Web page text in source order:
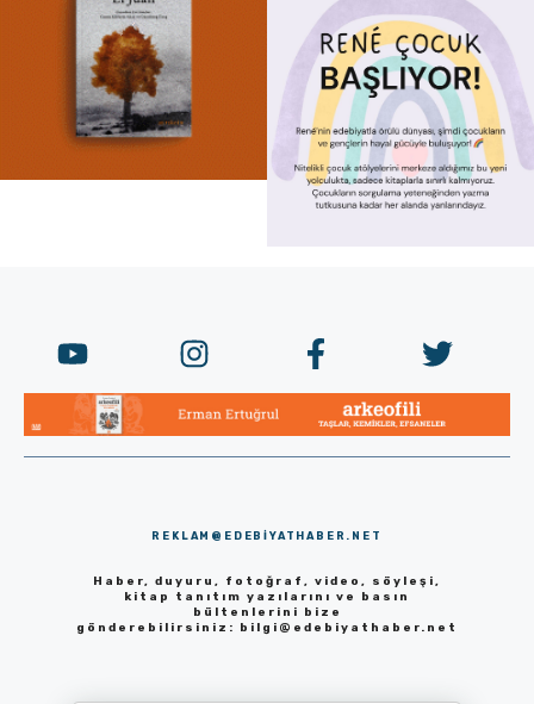
REKLAM@EDEBIYATHABER.NET
Haber, duyuru, fotoğraf, video, söyleşi,
kitap tanıtım yazılarını ve basın
bültenlerini bize
gönderebilirsiniz:
bilgi@edebiyathaber.net